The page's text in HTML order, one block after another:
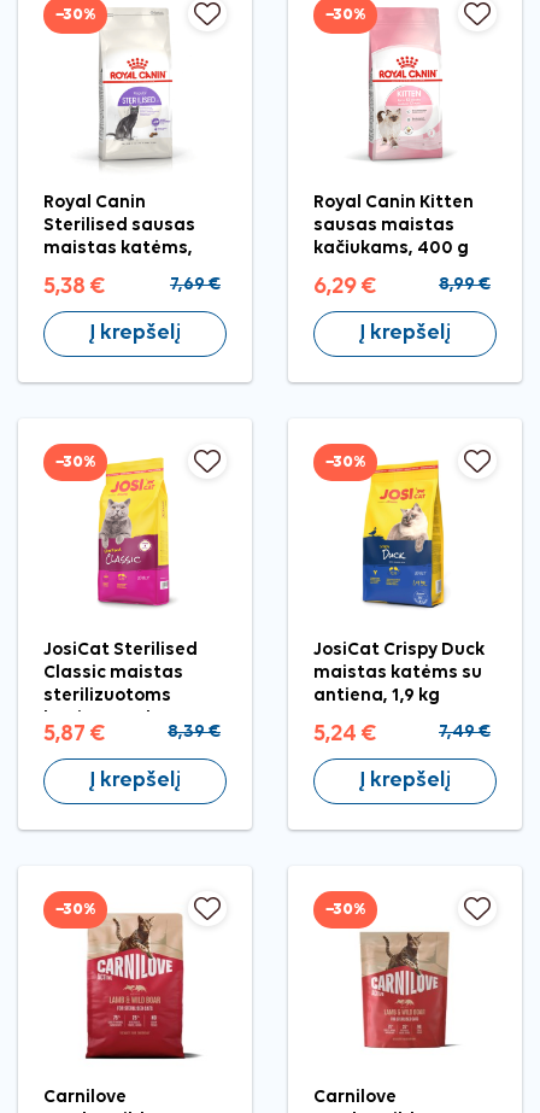
−30%
Royal Canin
Sterilised sausas
maistas katėms,
5,38 € 7,69 €
Į krepšelį
−30%
Royal Canin Kitten
sausas maistas
kačiukams, 400 g
6,29 € 8,99 €
Į krepšelį
−30%
JosiCat Sterilised
Classic maistas
sterilizuotoms
5,87 € 8,39 €
Į krepšelį
−30%
JosiCat Crispy Duck
maistas katėms su
antiena, 1,9 kg
5,24 € 7,49 €
Į krepšelį
−30%
Carnilove
−30%
Carnilove